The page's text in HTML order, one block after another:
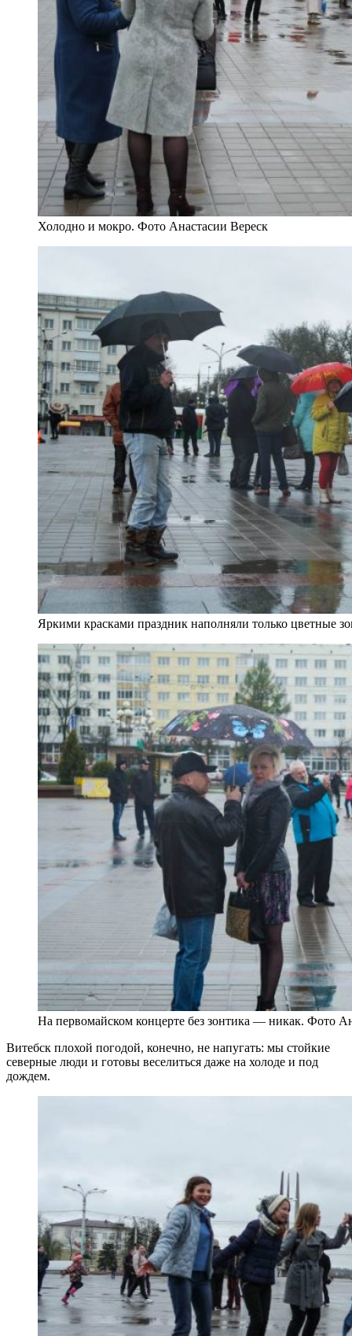
Холодно и мокро. Фото Анастасии Вереск
Яркими красками праздник наполняли только цветные
На первомайском концерте без зонтика — никак. Фото
Витебск плохой погодой, конечно, не напугать: мы стойкие
северные люди и готовы веселиться даже на холоде и под
дождем.